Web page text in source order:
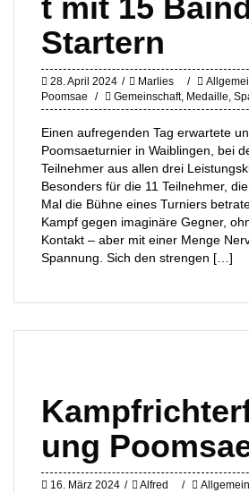
t mit 15
Startern
28. April 2024 Marlies
Poomsae
Gemeinschaft, Medaille,
Einen aufregenden Tag erwartete
Poomsaeturnier in Waiblingen, bei
Teilnehmer aus allen drei
Besonders für die 11 Teilnehmer,
Mal die Bühne eines Turniers
Kampf gegen imaginäre Gegner,
Kontakt – aber mit einer Menge
Spannung. Sich den strengen […]
ung
16. März 2024 Alfred Allgemein